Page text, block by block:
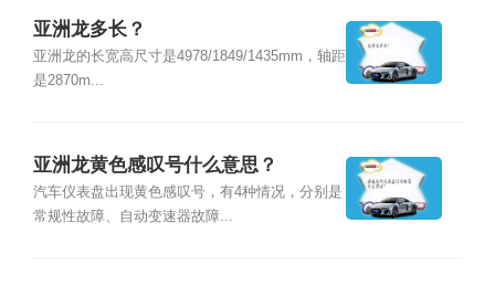
亚洲龙多长？
亚洲龙的长宽高尺寸是4978/1849/1435mm，轴距
是2870m...
亚洲龙黄色感叹号什么意思？
汽车仪表盘出现黄色感叹号，有4种情况，分别是
常规性故障、自动变速器故障...